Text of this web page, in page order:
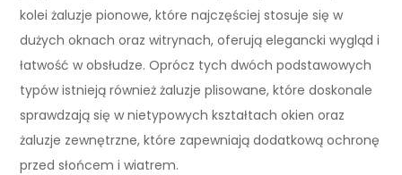
kolei żaluzje pionowe, które najczęściej stosuje się w
dużych oknach oraz witrynach, oferują elegancki wygląd i
łatwość w obsłudze. Oprócz tych dwóch podstawowych
typów istnieją również żaluzje plisowane, które doskonale
sprawdzają się w nietypowych kształtach okien oraz
żaluzje zewnętrzne, które zapewniają dodatkową ochronę
przed słońcem i wiatrem.